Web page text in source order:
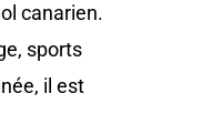
canarien.
sports
il est